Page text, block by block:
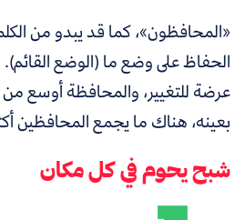
«المحافظون»، كما قد يبدو من
الحفاظ على وضع ما (الوضع القائم).
عرضة للتغيير، والمحافظة أوسع من
بعينه، هناك ما يجمع المحافظين
شبح يحوم في كل مكان